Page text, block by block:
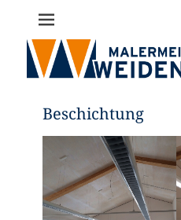
Beschichtung